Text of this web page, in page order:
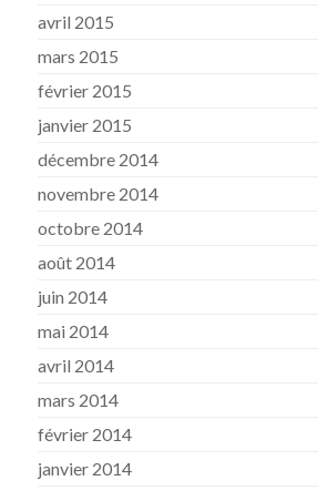
avril 2015
mars 2015
février 2015
janvier 2015
décembre 2014
novembre 2014
octobre 2014
août 2014
juin 2014
mai 2014
avril 2014
mars 2014
février 2014
janvier 2014